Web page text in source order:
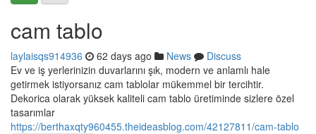
cam tablo
laylaisqs914936 62 days ago News
Discuss
Ev ve iş yerlerinizin duvarlarını şık, modern ve anlamlı hale
getirmek istiyorsanız cam tablolar mükemmel bir tercihtir.
Dekorica olarak yüksek kaliteli cam tablo üretiminde sizlere özel
tasarımlar
https://berthaxqty960455.theideasblog.com/42127811/cam-tablo